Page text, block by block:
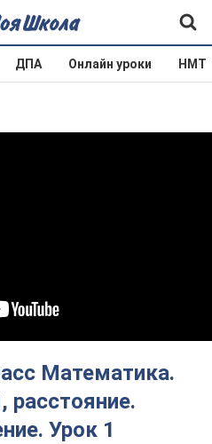
ДПА Онлайн уроки НМТ
Математика.
расстояние.
Урок 1